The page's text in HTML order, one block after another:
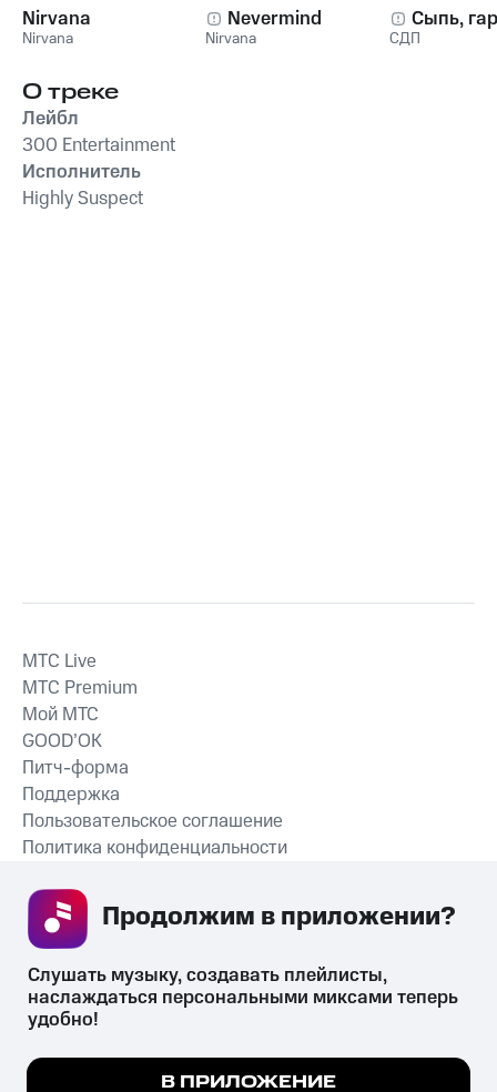
Nirvana
Nirvana
Nevermind
Nirvana
Сыпь,
СДП
О треке
Лейбл
300 Entertainment
Исполнитель
Highly Suspect
СКАЧАТЬ ПРИЛОЖЕНИЕ
MTС Live
MTС Premium
Мой МТС
GOOD’OK
Питч-форма
Поддержка
Пользовательское соглашение
Политика конфиденциальности
психотропных веществ, их аналогов причиняет вред здоровью,
их незаконный оборот запрещён и влечёт установленную
Мы используем куки, чтобы на сайте все
Слушать музыку, создавать плейлисты,
наслаждаться персональными миксами теперь
удобно!
В ПРИЛОЖЕНИЕ